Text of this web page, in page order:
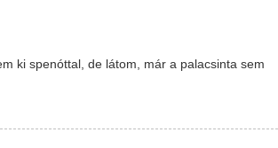
ki spenóttal, de látom, már a palacsinta sem